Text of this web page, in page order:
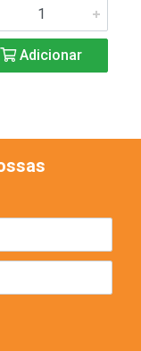
Adicionar